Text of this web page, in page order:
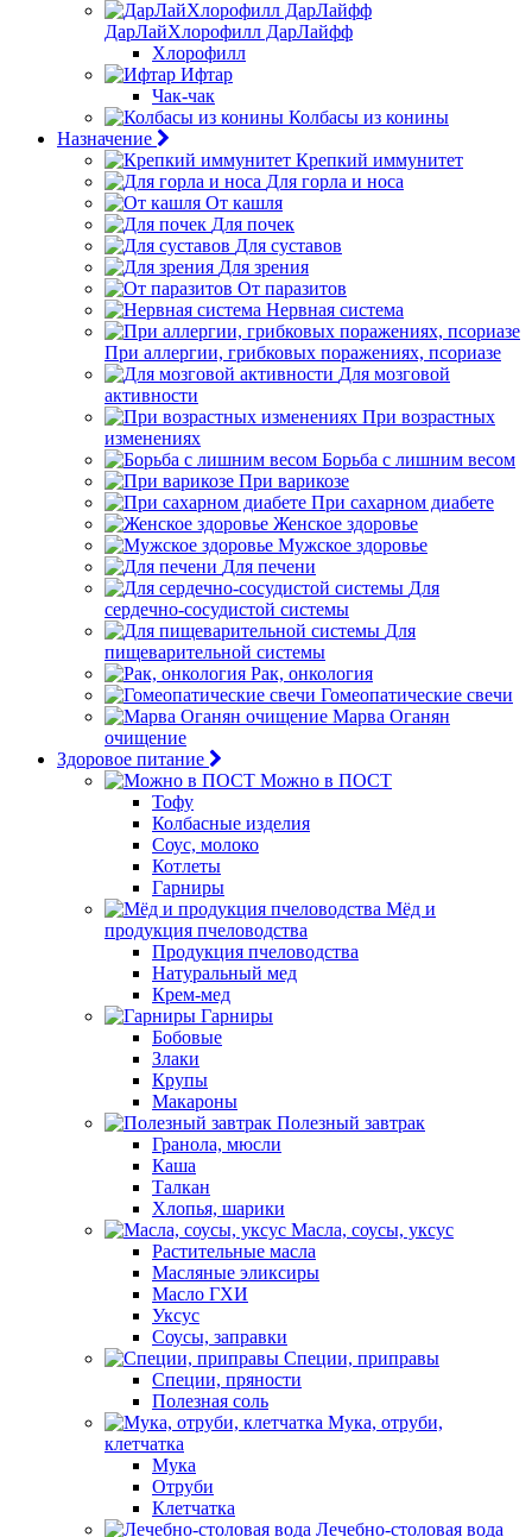
ДарЛайХлорофилл ДарЛайфф
Хлорофилл
Ифтар
Чак-чак
Колбасы из конины
Назначение
Крепкий иммунитет
Для горла и носа
От кашля
Для почек
Для суставов
Для зрения
От паразитов
Нервная система
При аллергии, грибковых поражениях, псориазе
Для мозговой
активности
При возрастных
изменениях
Борьба с лишним весом
При варикозе
При сахарном диабете
Женское здоровье
Мужское здоровье
Для печени
Для
сердечно-сосудистой системы
Для
пищеварительной системы
Рак, онкология
Гомеопатические свечи
Марва Оганян
очищение
Здоровое питание
Можно в ПОСТ
Тофу
Колбасные изделия
Соус, молоко
Котлеты
Гарниры
Мёд и
продукция пчеловодства
Продукция пчеловодства
Натуральный мед
Крем-мед
Гарниры
Бобовые
Злаки
Крупы
Макароны
Полезный завтрак
Гранола, мюсли
Каша
Талкан
Хлопья, шарики
Масла, соусы, уксус
Растительные масла
Масляные эликсиры
Масло ГХИ
Уксус
Соусы, заправки
Специи, приправы
Специи, пряности
Полезная соль
Мука, отруби,
клетчатка
Мука
Отруби
Клетчатка
Лечебно-столовая вода